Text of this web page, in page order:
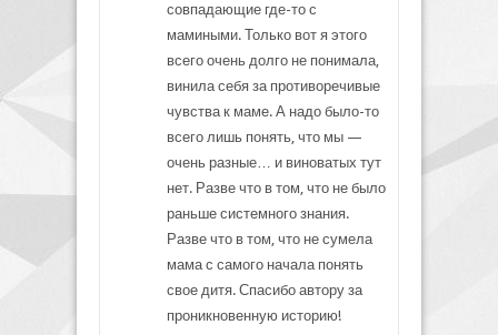
совпадающие где-то с
мамиными. Только вот я этого
всего очень долго не понимала,
винила себя за противоречивые
чувства к маме. А надо было-то
всего лишь понять, что мы —
очень разные… и виноватых тут
нет. Разве что в том, что не было
раньше системного знания.
Разве что в том, что не сумела
мама с самого начала понять
свое дитя. Спасибо автору за
проникновенную историю!